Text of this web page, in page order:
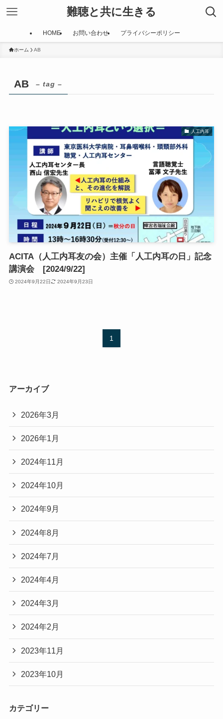
難聴と共に生きる
HOME お問い合わせ プライバシーポリシー
ホーム AB
AB – tag –
人工内耳
ACITA（人工内耳友の会）主催「人工内耳の日」記念
講演会 [2024/9/22]
2024年9月22日 2024年9月23日
1
アーカイブ
2026年3月
2026年1月
2024年11月
2024年10月
2024年9月
2024年8月
2024年7月
2024年4月
2024年3月
2024年2月
2023年11月
2023年10月
カテゴリー